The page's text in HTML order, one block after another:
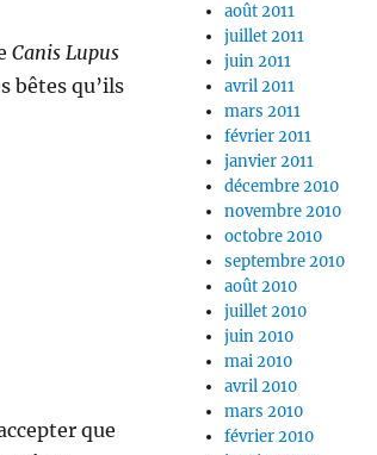
Canis Lupus
bêtes qu’ils
que
août 2011
juillet 2011
juin 2011
avril 2011
mars 2011
février 2011
janvier 2011
décembre 2010
novembre 2010
octobre 2010
septembre 2010
août 2010
juillet 2010
juin 2010
mai 2010
avril 2010
mars 2010
février 2010